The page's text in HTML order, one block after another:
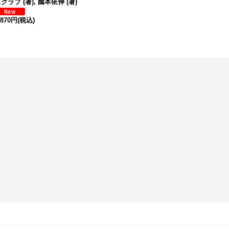
ラブ (著), 國本依伸 (著)
円(税込)